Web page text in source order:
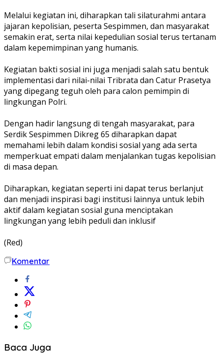
Melalui kegiatan ini, diharapkan tali silaturahmi antara
jajaran kepolisian, peserta Sespimmen, dan masyarakat
semakin erat, serta nilai kepedulian sosial terus tertanam
dalam kepemimpinan yang humanis.
Kegiatan bakti sosial ini juga menjadi salah satu bentuk
implementasi dari nilai-nilai Tribrata dan Catur Prasetya
yang dipegang teguh oleh para calon pemimpin di
lingkungan Polri.
Dengan hadir langsung di tengah masyarakat, para
Serdik Sespimmen Dikreg 65 diharapkan dapat
memahami lebih dalam kondisi sosial yang ada serta
memperkuat empati dalam menjalankan tugas kepolisian
di masa depan.
Diharapkan, kegiatan seperti ini dapat terus berlanjut
dan menjadi inspirasi bagi institusi lainnya untuk lebih
aktif dalam kegiatan sosial guna menciptakan
lingkungan yang lebih peduli dan inklusif
(Red)
Komentar
Baca Juga